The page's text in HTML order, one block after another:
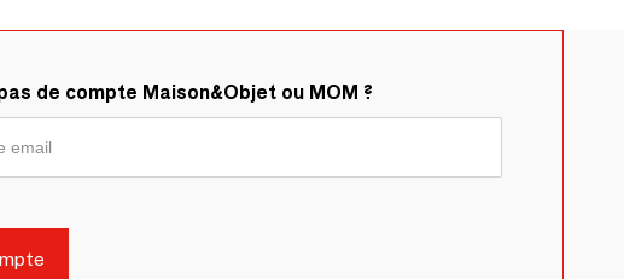
de compte Maison&Objet ou MOM ?